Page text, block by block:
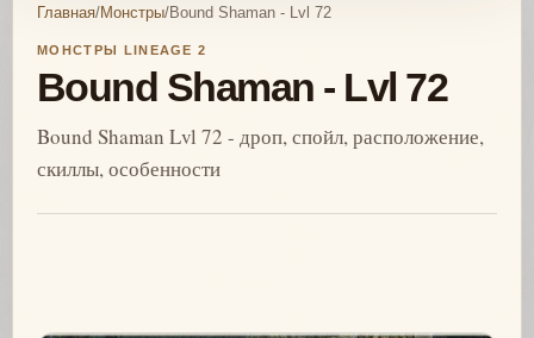
Главная/Монстры/Bound Shaman - Lvl 72
МОНСТРЫ LINEAGE 2
Bound Shaman - Lvl 72
Bound Shaman Lvl 72 - дроп, спойл, расположение,
скиллы, особенности